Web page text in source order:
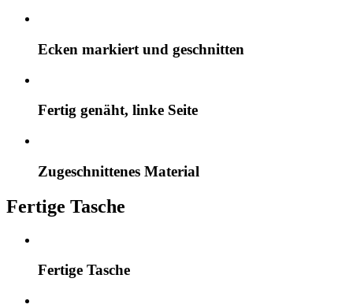
Ecken markiert und geschnitten
Fertig genäht, linke Seite
Zugeschnittenes Material
Fertige Tasche
Fertige Tasche